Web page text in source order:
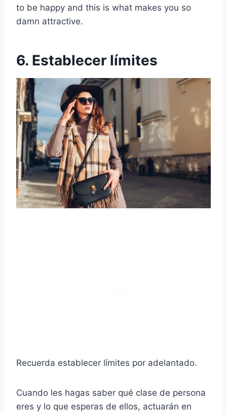
to be happy and this is what makes you so
damn attractive.
6. Establecer límites
Recuerda establecer límites por adelantado.
Cuando les hagas saber qué clase de persona
eres y lo que esperas de ellos, actuarán en